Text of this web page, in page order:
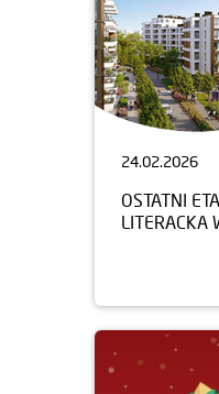
24.02.2026
OSTATNI
LITERACKA